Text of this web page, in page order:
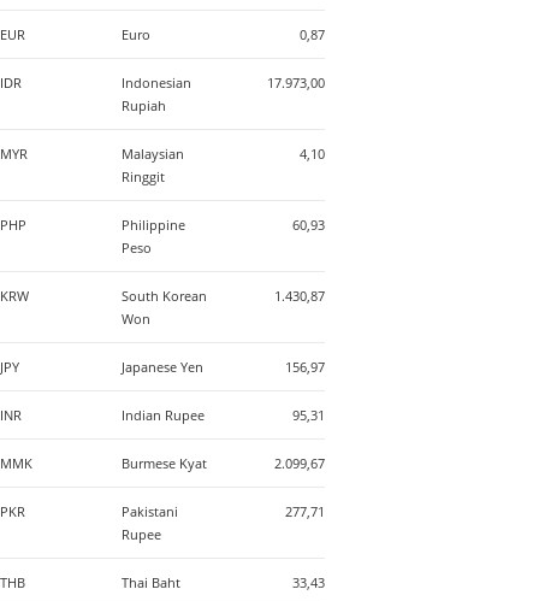
EUR Euro 0,87
IDR
Indonesian
Rupiah
17.973,00
MYR
Malaysian
Ringgit
4,10
PHP
Philippine
Peso
60,93
KRW
South Korean
Won
1.430,87
JPY Japanese Yen 156,97
INR Indian Rupee 95,31
MMK Burmese Kyat 2.099,67
PKR
Pakistani
Rupee
277,71
THB Thai Baht 33,43